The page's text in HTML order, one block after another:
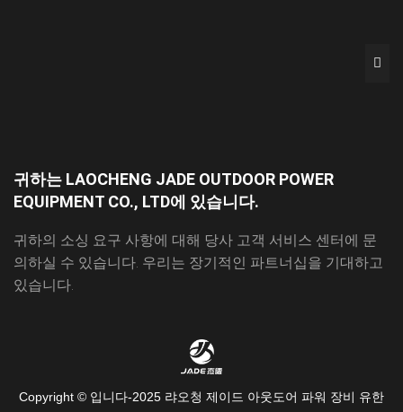
귀하는 LAOCHENG JADE OUTDOOR POWER
EQUIPMENT CO., LTD에 있습니다.
귀하의 소싱 요구 사항에 대해 당사 고객 서비스 센터에 문
의하실 수 있습니다. 우리는 장기적인 파트너십을 기대하고
있습니다.
Copyright © 입니다-2025 랴오청 제이드 아웃도어 파워 장비 유한